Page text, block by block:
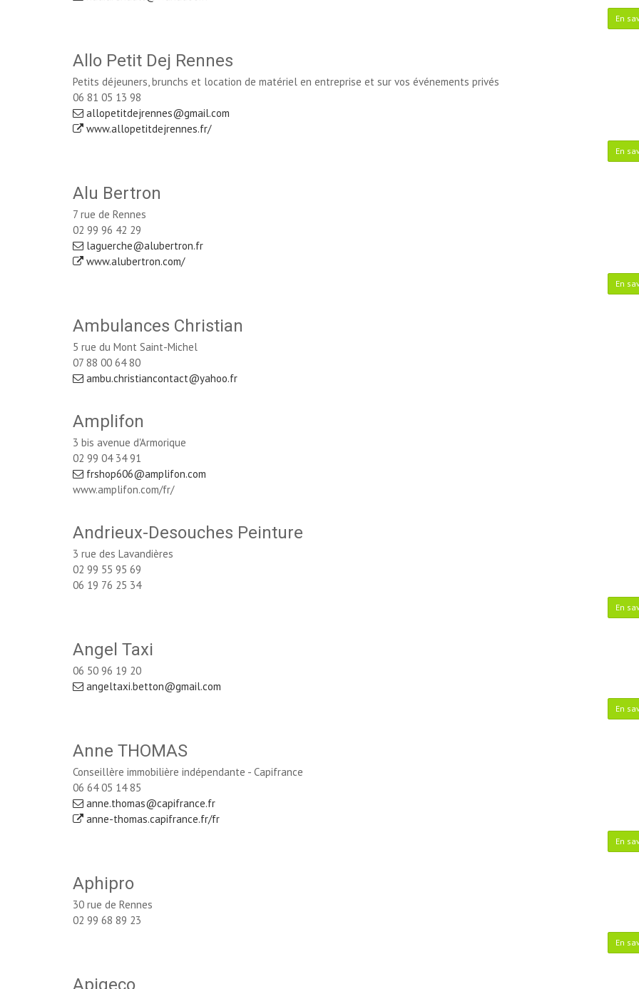
En
Allo Petit Dej Rennes
Petits déjeuners, brunchs et location de matériel en entreprise et sur vos événements privés
06 81 05 13 98
allopetitdejrennes@gmail.com
www.allopetitdejrennes.fr/
En
Alu Bertron
7 rue de Rennes
02 99 96 42 29
laguerche@alubertron.fr
www.alubertron.com/
En
Ambulances Christian
5 rue du Mont Saint-Michel
07 88 00 64 80
ambu.christiancontact@yahoo.fr
Amplifon
3 bis avenue d'Armorique
02 99 04 34 91
frshop606@amplifon.com
www.amplifon.com/fr/
Andrieux-Desouches Peinture
3 rue des Lavandières
02 99 55 95 69
06 19 76 25 34
En
Angel Taxi
06 50 96 19 20
angeltaxi.betton@gmail.com
En
Anne THOMAS
Conseillère immobilière indépendante - Capifrance
06 64 05 14 85
anne.thomas@capifrance.fr
anne-thomas.capifrance.fr/fr
En
Aphipro
30 rue de Rennes
02 99 68 89 23
En
Apigeco